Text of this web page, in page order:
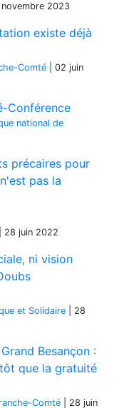
2023
existe déjà
Comté
02 juin
Conférence
national de
précaires pour
pas la
28 juin 2022
ni vision
et Solidaire
28
Besançon :
que la gratuité
Comté 28 juin